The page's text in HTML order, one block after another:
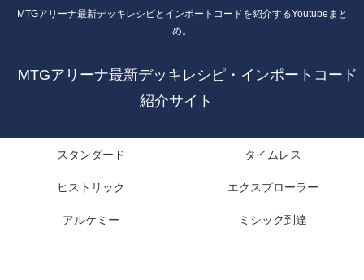
MTGアリーナ最新デッキレシピとインポートコードを紹介するYoutubeまと
め。
MTGアリーナ最新デッキレシピ・インポートコード
紹介サイト
スタンダード タイムレス
ヒストリック エクスプローラー
アルケミー ミシック到達